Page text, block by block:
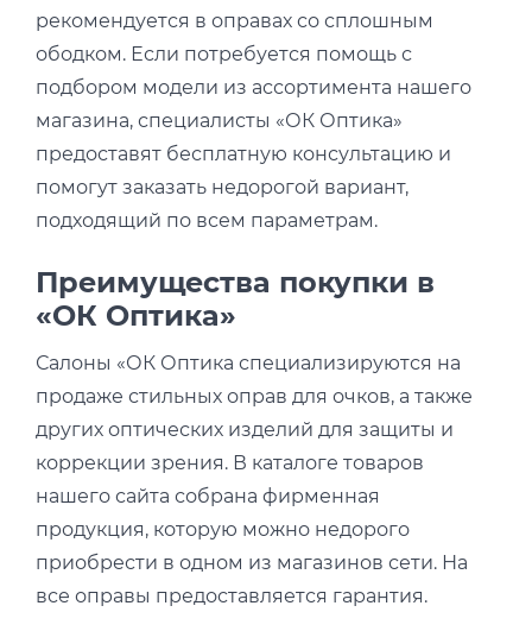
рекомендуется в оправах со сплошным
ободком. Если потребуется помощь с
подбором модели из ассортимента нашего
магазина, специалисты «ОК Оптика»
предоставят бесплатную консультацию и
помогут заказать недорогой вариант,
подходящий по всем параметрам.
Преимущества покупки в
«ОК Оптика»
Салоны «ОК Оптика специализируются на
продаже стильных оправ для очков, а также
других оптических изделий для защиты и
коррекции зрения. В каталоге товаров
нашего сайта собрана фирменная
продукция, которую можно недорого
приобрести в одном из магазинов сети. На
все оправы предоставляется гарантия.